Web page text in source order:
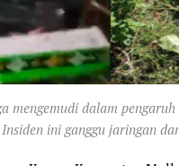
mengemudi dalam
ini ganggu jaringan